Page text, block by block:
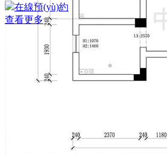
在線預(yù)約
查看更多